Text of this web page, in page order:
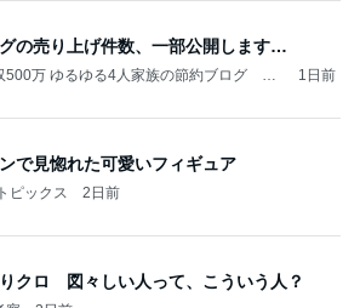
の売り上げ件数、一部公開します…
500万 ゆるゆる4人家族の節約ブログ 〜
1日前
で見惚れた可愛いフィギュア
ピックス 2日前
クロ 図々しい人って、こういう人？